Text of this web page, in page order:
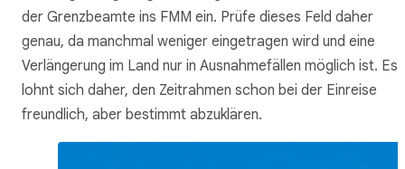
der Grenzbeamte ins FMM ein. Prüfe dieses Feld daher
genau, da manchmal weniger eingetragen wird und eine
Verlängerung im Land nur in Ausnahmefällen möglich ist. Es
lohnt sich daher, den Zeitrahmen schon bei der Einreise
freundlich, aber bestimmt abzuklären.